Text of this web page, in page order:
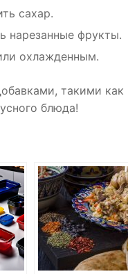
сахар.
нарезанные фрукты.
охлажденным.
такими
блюда!